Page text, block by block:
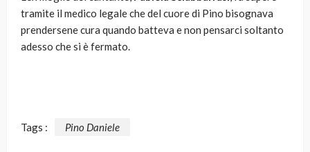
tramite il medico legale che del cuore di Pino bisognava
prendersene cura quando batteva e non pensarci soltanto
adesso che si è fermato.
Tags : Pino Daniele